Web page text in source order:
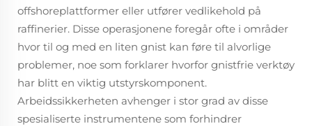
offshoreplattformer eller utfører vedlikehold på
raffinerier. Disse operasjonene foregår ofte i områder
hvor til og med en liten gnist kan føre til alvorlige
problemer, noe som forklarer hvorfor gnistfrie verktøy
har blitt en viktig utstyrskomponent.
Arbeidssikkerheten avhenger i stor grad av disse
spesialiserte instrumentene som forhindrer